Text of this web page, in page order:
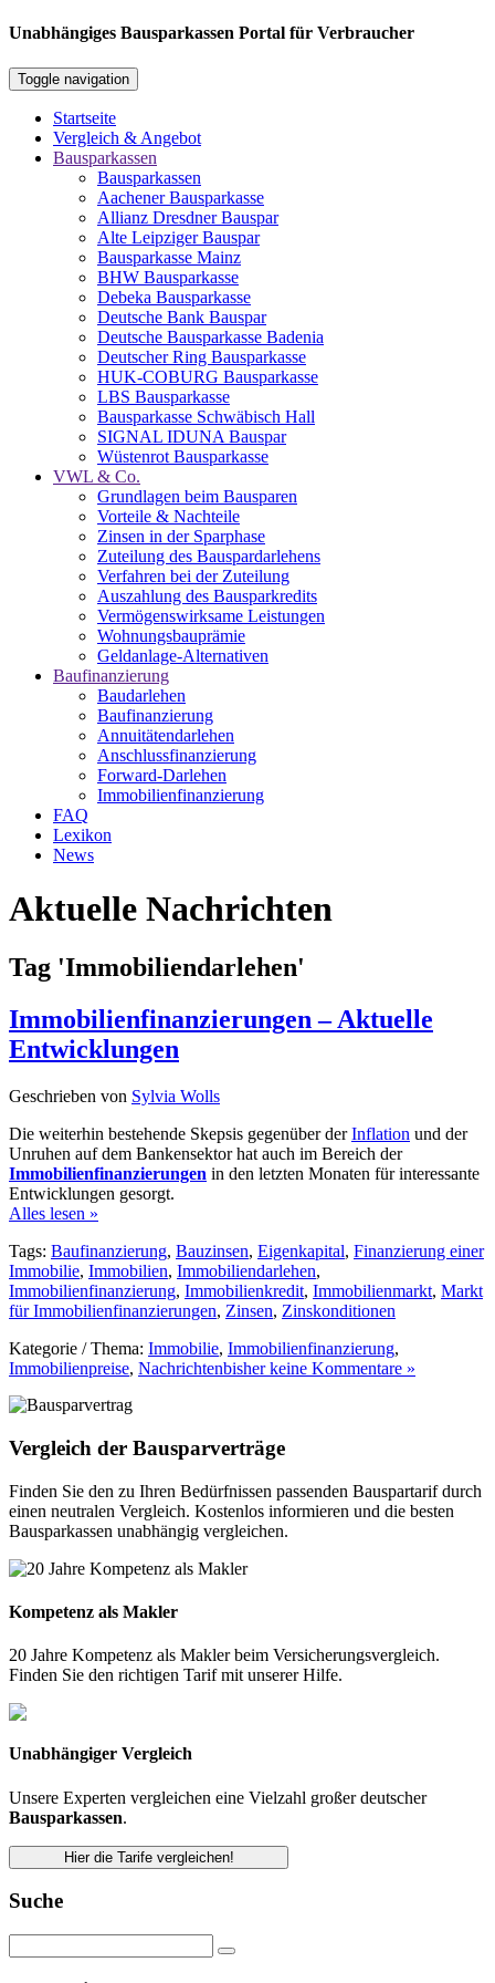
Unabhängiges Bausparkassen Portal für Verbraucher
Toggle navigation
Startseite
Vergleich & Angebot
Bausparkassen
Bausparkassen
Aachener Bausparkasse
Allianz Dresdner Bauspar
Alte Leipziger Bauspar
Bausparkasse Mainz
BHW Bausparkasse
Debeka Bausparkasse
Deutsche Bank Bauspar
Deutsche Bausparkasse Badenia
Deutscher Ring Bausparkasse
HUK-COBURG Bausparkasse
LBS Bausparkasse
Bausparkasse Schwäbisch Hall
SIGNAL IDUNA Bauspar
Wüstenrot Bausparkasse
VWL & Co.
Grundlagen beim Bausparen
Vorteile & Nachteile
Zinsen in der Sparphase
Zuteilung des Bauspardarlehens
Verfahren bei der Zuteilung
Auszahlung des Bausparkredits
Vermögenswirksame Leistungen
Wohnungsbauprämie
Geldanlage-Alternativen
Baufinanzierung
Baudarlehen
Baufinanzierung
Annuitätendarlehen
Anschlussfinanzierung
Forward-Darlehen
Immobilienfinanzierung
FAQ
Lexikon
News
Aktuelle Nachrichten
Tag 'Immobiliendarlehen'
Immobilienfinanzierungen – Aktuelle
Entwicklungen
Geschrieben von Sylvia Wolls
Die weiterhin bestehende Skepsis gegenüber derInflation und der
Unruhen auf dem Bankensektor hat auch im Bereich der
Immobilienfinanzierungen in den letzten Monaten für interessante
Entwicklungen gesorgt.
Alles lesen »
Tags: Baufinanzierung, Bauzinsen, Eigenkapital, Finanzierung einer
Immobilie, Immobilien, Immobiliendarlehen,
Immobilienfinanzierung, Immobilienkredit, Immobilienmarkt, Markt
für Immobilienfinanzierungen, Zinsen, Zinskonditionen
Kategorie / Thema: Immobilie, Immobilienfinanzierung,
Immobilienpreise, Nachrichtenbisher keine Kommentare »
Vergleich der Bausparverträge
Finden Sie den zu Ihren Bedürfnissen passenden Bauspartarif durch
einen neutralen Vergleich. Kostenlos informieren und die besten
Bausparkassen unabhängig vergleichen.
Kompetenz als Makler
20 Jahre Kompetenz als Makler beim Versicherungsvergleich.
Finden Sie den richtigen Tarif mit unserer Hilfe.
Unabhängiger Vergleich
Unsere Experten vergleichen eine Vielzahl großer deutscher
Bausparkassen.
Hier die Tarife vergleichen!
Suche